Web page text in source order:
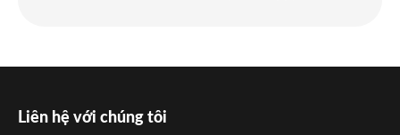
Liên hệ với chúng tôi